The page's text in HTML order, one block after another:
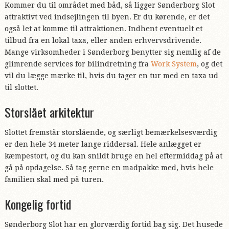
Kommer du til området med båd, så ligger Sønderborg Slot
attraktivt ved indsejlingen til byen. Er du kørende, er det
også let at komme til attraktionen. Indhent eventuelt et
tilbud fra en lokal taxa, eller anden erhvervsdrivende.
Mange virksomheder i Sønderborg benytter sig nemlig af de
glimrende services for bilindretning fra Work System, og det
vil du lægge mærke til, hvis du tager en tur med en taxa ud
til slottet.
Storslået arkitektur
Slottet fremstår storslående, og særligt bemærkelsesværdig
er den hele 34 meter lange riddersal. Hele anlægget er
kæmpestort, og du kan snildt bruge en hel eftermiddag på at
gå på opdagelse. Så tag gerne en madpakke med, hvis hele
familien skal med på turen.
Kongelig fortid
Sønderborg Slot har en glorværdig fortid bag sig. Det husede